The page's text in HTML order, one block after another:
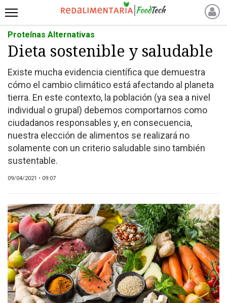
INICIO
NOTICIAS RECIENTES
NOTICIAS
PROTEÍNAS
ALTERNATIVAS
ANIMAL FREE
FOODTECH
OTROS INGREDIENTES
QUIÉNES SOMOS
MARKETPLACE
MEDIA KIT
SERVICIOS
Proteínas Alternativas
Dieta sostenible y saludable
Existe mucha evidencia científica que demuestra
cómo el cambio climático está afectando al planeta
tierra. En este contexto, la población (ya sea a nivel
individual o grupal) debemos comportarnos como
ciudadanos responsables y, en consecuencia,
nuestra elección de alimentos se realizará no
solamente con un criterio saludable sino también
sustentable.
09/04/2021 • 09:07